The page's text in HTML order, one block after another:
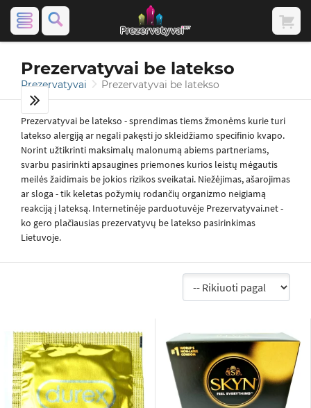
Prezervatyvai be latekso
Prezervatyvai Prezervatyvai be latekso
Prezervatyvai be latekso - sprendimas tiems žmonėms kurie turi
latekso alergiją ar negali pakęsti jo skleidžiamo specifinio kvapo.
Norint užtikrinti maksimalų malonumą abiems partneriams,
svarbu pasirinkti apsaugines priemones kurios leistų mėgautis
meilės žaidimais be jokios rizikos sveikatai. Niežėjimas, ašarojimas
ar sloga - tik keletas požymių rodančių organizmo neigiamą
reakciją į lateksą. Internetinėje parduotuvėje Prezervatyvai.net -
ko gero plačiausias prezervatyvų be latekso pasirinkimas
Lietuvoje.